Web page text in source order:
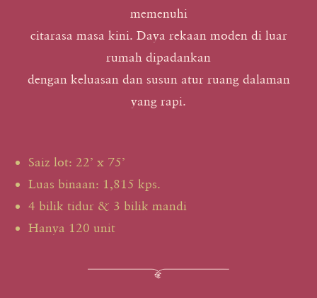
memenuhi
citarasa masa kini. Daya rekaan moden di luar
rumah dipadankan
dengan keluasan dan susun atur ruang dalaman
yang rapi.
Saiz lot: 22’ x 75’
Luas binaan: 1,815 kps.
4 bilik tidur & 3 bilik mandi
Hanya 120 unit